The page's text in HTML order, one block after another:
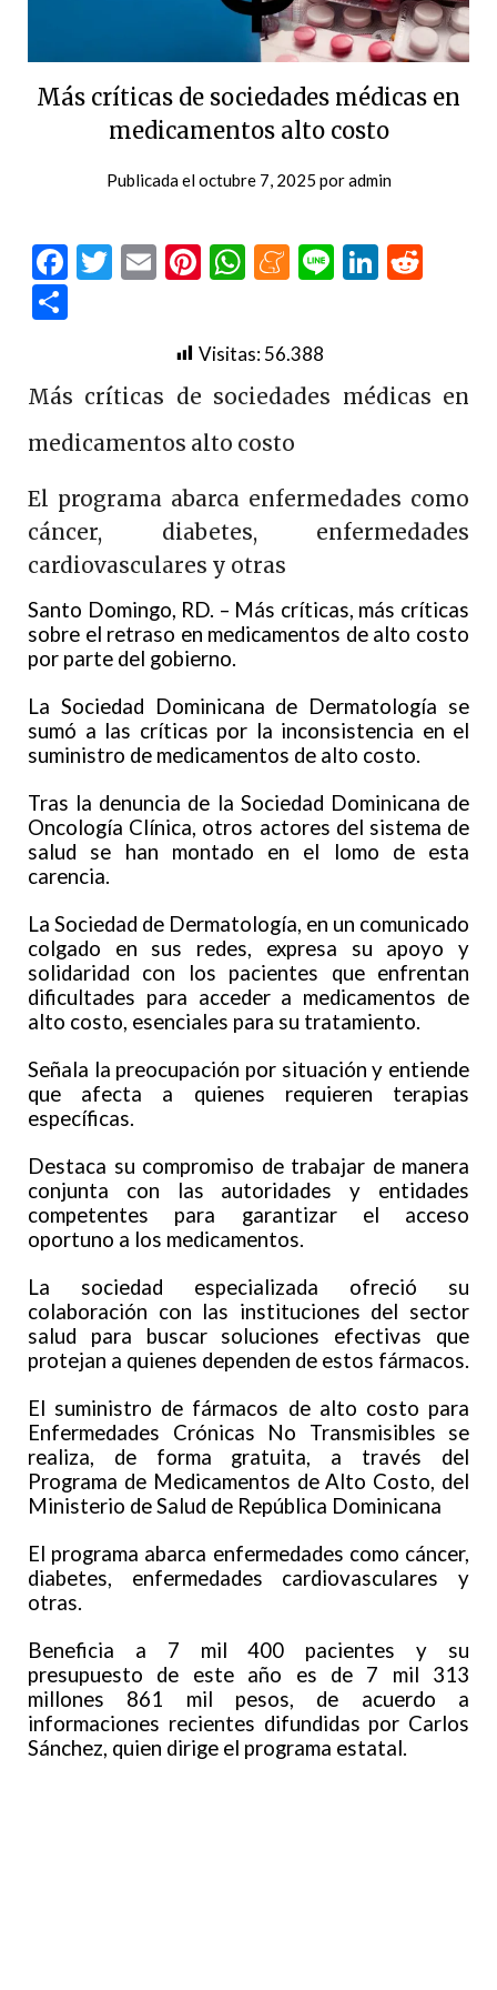
Más críticas de sociedades médicas en
medicamentos alto costo
Publicada eloctubre 7, 2025 poradmin
Facebook
Twitter
EmailPinterest
WhatsApp
Meneame
Line
Visitas:56.388
Más críticas de sociedades médicas en
medicamentos alto costo
El programa abarca enfermedades como
cáncer, diabetes, enfermedades
cardiovasculares y otras
Santo Domingo, RD. – Más críticas, más críticas
sobre el retraso en medicamentos de alto costo
por parte del gobierno.
La Sociedad Dominicana de Dermatología se
sumó a las críticas por la inconsistencia en el
suministro de medicamentos de alto costo.
Tras la denuncia de la Sociedad Dominicana de
Oncología Clínica, otros actores del sistema de
salud se han montado en el lomo de esta
carencia.
La Sociedad de Dermatología, en un comunicado
colgado en sus redes, expresa su apoyo y
solidaridad con los pacientes que enfrentan
dificultades para acceder a medicamentos de
alto costo, esenciales para su tratamiento.
Señala la preocupación por situación y entiende
que afecta a quienes requieren terapias
específicas.
Destaca su compromiso de trabajar de manera
conjunta con las autoridades y entidades
competentes para garantizar el acceso
oportuno a los medicamentos.
La sociedad especializada ofreció su
colaboración con las instituciones del sector
salud para buscar soluciones efectivas que
protejan a quienes dependen de estos fármacos.
El suministro de fármacos de alto costo para
Enfermedades Crónicas No Transmisibles se
realiza, de forma gratuita, a través del
Programa de Medicamentos de Alto Costo, del
Ministerio de Salud de República Dominicana
El programa abarca enfermedades como cáncer,
diabetes, enfermedades cardiovasculares y
otras.
Beneficia a 7 mil 400 pacientes y su
presupuesto de este año es de 7 mil 313
millones 861 mil pesos, de acuerdo a
informaciones recientes difundidas por Carlos
Sánchez, quien dirige el programa estatal.